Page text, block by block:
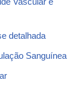
detalhada
Sanguínea